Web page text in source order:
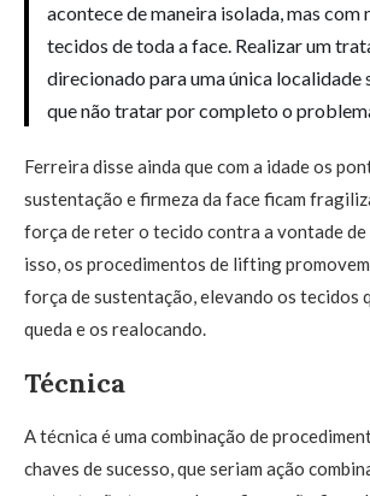
acontece de maneira isolada, mas com
tecidos de toda a face. Realizar um
direcionado para uma única localidade
que não tratar por completo o
Ferreira disse ainda que com a idade os
sustentação e firmeza da face ficam
força de reter o tecido contra a vontade de
isso, os procedimentos de lifting
força de sustentação, elevando os tecidos
queda e os realocando.
Técnica
A técnica é uma combinação de
chaves de sucesso, que seriam ação